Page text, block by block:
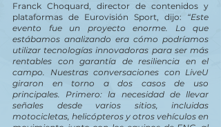
Franck Choquard, director de contenidos y
plataformas de Eurovisión Sport, dijo: “Este
evento fue un proyecto enorme. Lo que
estábamos analizando era cómo podríamos
utilizar tecnologías innovadoras para ser más
rentables con garantía de resiliencia en el
campo. Nuestras conversaciones con LiveU
giraron en torno a dos casos de uso
principales. Primero: la necesidad de llevar
señales desde varios sitios, incluidas
motocicletas, helicópteros y otros vehículos en